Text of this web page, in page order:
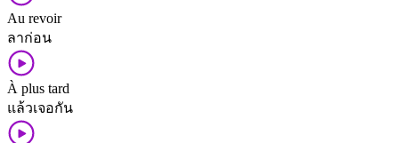
Au revoir
ลาก่อน
À plus tard
แล้ว​เจอกัน